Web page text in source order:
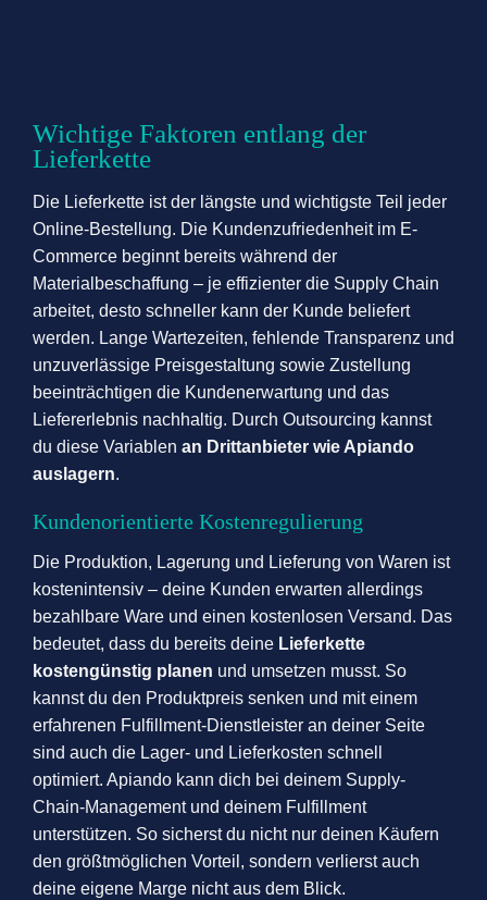
Wichtige Faktoren entlang der
Lieferkette
Die Lieferkette ist der längste und wichtigste Teil jeder
Online-Bestellung. Die Kundenzufriedenheit im E-
Commerce beginnt bereits während der
Materialbeschaffung – je effizienter die Supply Chain
arbeitet, desto schneller kann der Kunde beliefert
werden. Lange Wartezeiten, fehlende Transparenz und
unzuverlässige Preisgestaltung sowie Zustellung
beeinträchtigen die Kundenerwartung und das
Liefererlebnis nachhaltig. Durch Outsourcing kannst
du diese Variablen an Drittanbieter wie Apiando
auslagern.
Kundenorientierte Kostenregulierung
Die Produktion, Lagerung und Lieferung von Waren ist
kostenintensiv – deine Kunden erwarten allerdings
bezahlbare Ware und einen kostenlosen Versand. Das
bedeutet, dass du bereits deine Lieferkette
kostengünstig planen und umsetzen musst. So
kannst du den Produktpreis senken und mit einem
erfahrenen Fulfillment-Dienstleister an deiner Seite
sind auch die Lager- und Lieferkosten schnell
optimiert. Apiando kann dich bei deinem Supply-
Chain-Management und deinem Fulfillment
unterstützen. So sicherst du nicht nur deinen Käufern
den größtmöglichen Vorteil, sondern verlierst auch
deine eigene Marge nicht aus dem Blick.